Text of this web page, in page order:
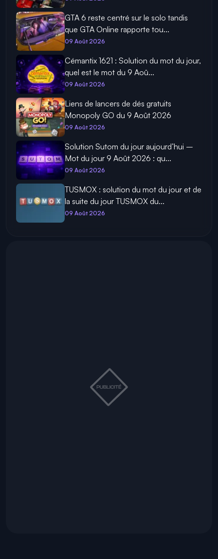
GTA 6 reste centré sur le solo tandis
que GTA Online rapporte tou...
09 Août 2026
Cémantix 1621 : Solution du mot du jour,
quel est le mot du 9 Aoû...
09 Août 2026
Liens de lancers de dés gratuits
Monopoly GO du 9 Août 2026
09 Août 2026
Solution Sutom du jour aujourd’hui –
Mot du jour 9 Août 2026 : qu...
09 Août 2026
TUSMOX : solution du mot du jour et de
la suite du jour TUSMOX du...
09 Août 2026